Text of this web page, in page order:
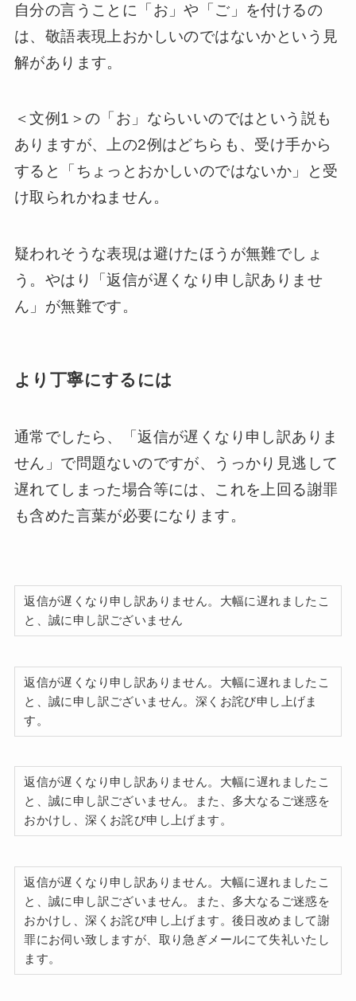
自分の言うことに「お」や「ご」を付けるの
は、敬語表現上おかしいのではないかという見
解があります。
＜文例1＞の「お」ならいいのではという説も
ありますが、上の2例はどちらも、受け手から
すると「ちょっとおかしいのではないか」と受
け取られかねません。
疑われそうな表現は避けたほうが無難でしょ
う。やはり「返信が遅くなり申し訳ありませ
ん」が無難です。
より丁寧にするには
通常でしたら、「返信が遅くなり申し訳ありま
せん」で問題ないのですが、うっかり見逃して
遅れてしまった場合等には、これを上回る謝罪
も含めた言葉が必要になります。
返信が遅くなり申し訳ありません。大幅に遅れましたこ
と、誠に申し訳ございません
返信が遅くなり申し訳ありません。大幅に遅れましたこ
と、誠に申し訳ございません。深くお詫び申し上げま
す。
返信が遅くなり申し訳ありません。大幅に遅れましたこ
と、誠に申し訳ございません。また、多大なるご迷惑を
おかけし、深くお詫び申し上げます。
返信が遅くなり申し訳ありません。大幅に遅れましたこ
と、誠に申し訳ございません。また、多大なるご迷惑を
おかけし、深くお詫び申し上げます。後日改めまして謝
罪にお伺い致しますが、取り急ぎメールにて失礼いたし
ます。